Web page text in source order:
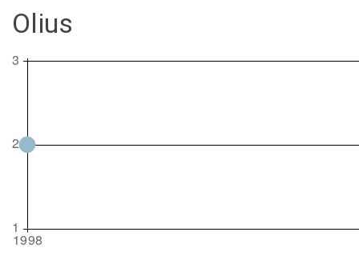
Nurhilman
Olius